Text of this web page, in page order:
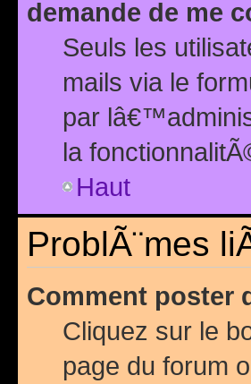
demande de me
Seuls les
mails via le
par
la
Haut
ProblÃ¨mes
Comment poster
Cliquez sur le
page du forum